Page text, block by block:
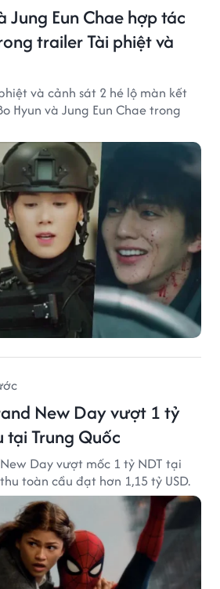
Jung Eun Chae hợp tác
trailer Tài phiệt và
và cảnh sát 2 hé lộ màn kết
Hyun và Jung Eun Chae trong
New Day vượt 1 tỷ
tại Trung Quốc
Day vượt mốc 1 tỷ NDT tại
toàn cầu đạt hơn 1,15 tỷ USD.